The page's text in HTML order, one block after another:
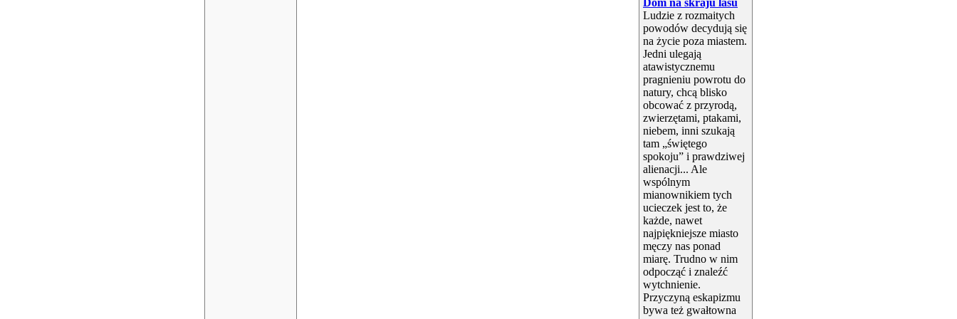
Dom na skraju lasu
Ludzie z rozmaitych
powodów decydują się
na życie poza miastem.
Jedni ulegają
atawistycznemu
pragnieniu powrotu do
natury, chcą blisko
obcować z przyrodą,
zwierzętami, ptakami,
niebem, inni szukają
tam „świętego
spokoju” i prawdziwej
alienacji... Ale
wspólnym
mianownikiem tych
ucieczek jest to, że
każde, nawet
najpiękniejsze miasto
męczy nas ponad
miarę. Trudno w nim
odpocząć i znaleźć
wytchnienie.
Przyczyną eskapizmu
bywa też gwałtowna